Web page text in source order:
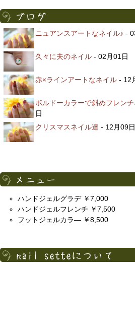
ニュアンスアートなネイル♪ -
久々に夫のネイル - 02月01日
赤×ラインアートなネイル - 12
ボルドーカラーで斜めフレン
日
クリスマスネイル達 - 12月09日
ハンドジェルグラデ ￥7,000
ハンドジェルフレンチ ￥7,500
フットジェルカラ― ￥8,500